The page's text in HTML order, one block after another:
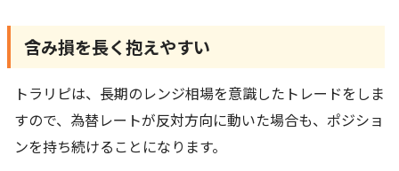
含み損を長く抱えやすい
トラリピは、長期のレンジ相場を意識したトレードをしま
すので、為替レートが反対方向に動いた場合も、ポジショ
ンを持ち続けることになります。